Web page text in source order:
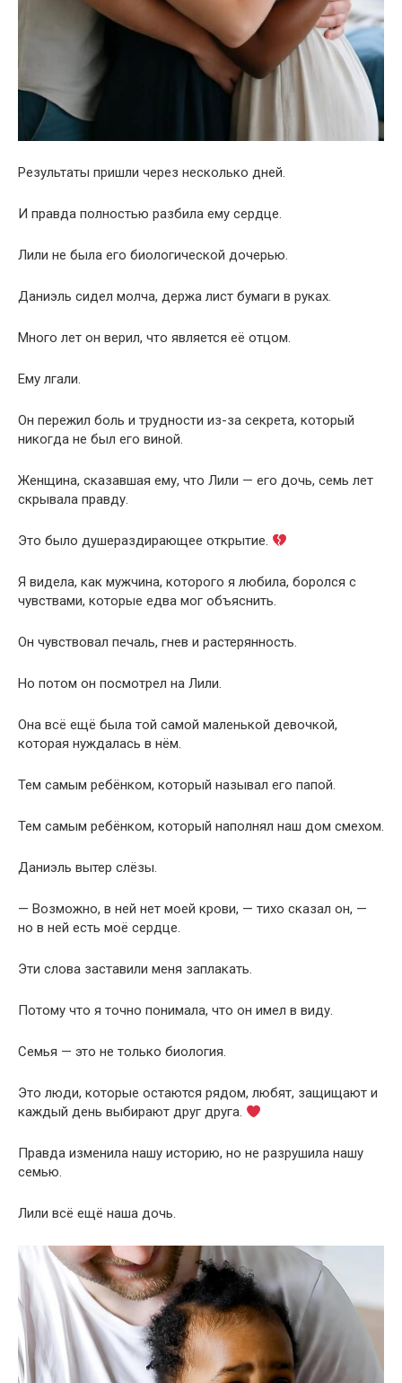
Результаты пришли через несколько дней.
И правда полностью разбила ему сердце.
Лили не была его биологической дочерью.
Даниэль сидел молча, держа лист бумаги в руках.
Много лет он верил, что является её отцом.
Ему лгали.
Он пережил боль и трудности из-за секрета, который
никогда не был его виной.
Женщина, сказавшая ему, что Лили — его дочь, семь лет
скрывала правду.
Это было душераздирающее открытие.
Я видела, как мужчина, которого я любила, боролся с
чувствами, которые едва мог объяснить.
Он чувствовал печаль, гнев и растерянность.
Но потом он посмотрел на Лили.
Она всё ещё была той самой маленькой девочкой,
которая нуждалась в нём.
Тем самым ребёнком, который называл его папой.
Тем самым ребёнком, который наполнял наш дом смехом.
Даниэль вытер слёзы.
— Возможно, в ней нет моей крови, — тихо сказал он, —
но в ней есть моё сердце.
Эти слова заставили меня заплакать.
Потому что я точно понимала, что он имел в виду.
Семья — это не только биология.
Это люди, которые остаются рядом, любят, защищают и
каждый день выбирают друг друга.
Правда изменила нашу историю, но не разрушила нашу
семью.
Лили всё ещё наша дочь.